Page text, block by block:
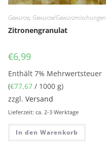
Gewürze, Gewürze/Gewürzmischungen
Zitronengranulat
€6,99
Enthält 7% Mehrwertsteuer
(€77,67 / 1000 g)
zzgl.Versand
Lieferzeit: ca. 2-3 Werktage
In den Warenkorb